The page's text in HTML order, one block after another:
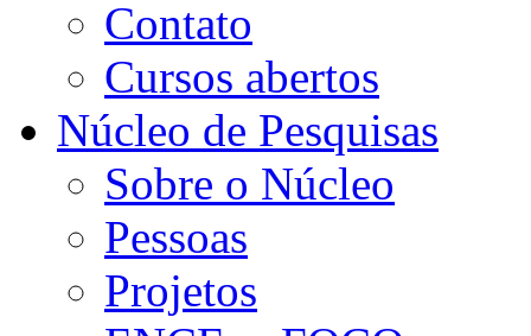
Contato
Cursos abertos
Núcleo de Pesquisas
Sobre o Núcleo
Pessoas
Projetos